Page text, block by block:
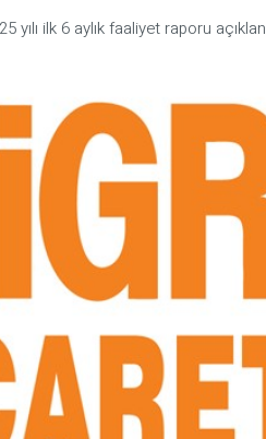
ilk 6 aylık faaliyet raporu